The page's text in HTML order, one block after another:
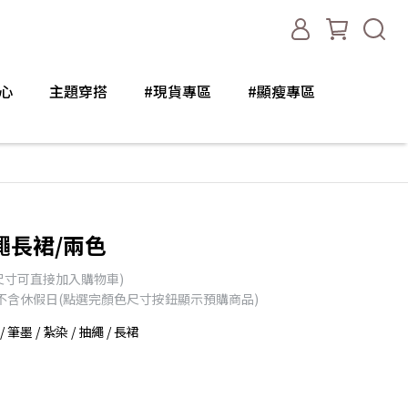
主題穿搭 #現貨專區 #顯瘦專區
長裙/兩色
可直接加入購物車)
休假日(點選完顏色尺寸按鈕顯示預購商品)
筆墨 / 紮染 / 抽繩 / 長裙